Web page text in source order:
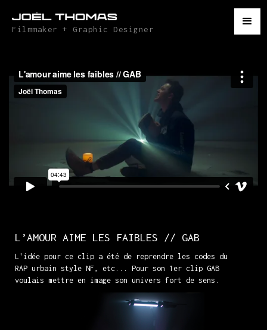
Filmmaker + Graphic Designer
L’AMOUR AIME LES FAIBLES // GAB
L'idée pour ce clip a été de reprendre les codes du
RAP urbain style NF, etc... Pour son 1er clip GAB
voulais mettre en image son univers fort de sens.